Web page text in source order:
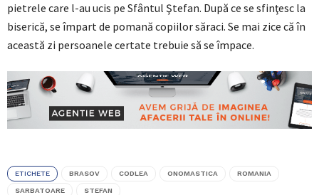
pietrele care l-au ucis pe Sfântul Ştefan. După ce se sfinţesc la
biserică, se împart de pomană copiilor săraci. Se mai zice că în
această zi persoanele certate trebuie să se împace.
ETICHETE BRASOV CODLEA ONOMASTICA ROMANIA
SARBATOARE STEFAN